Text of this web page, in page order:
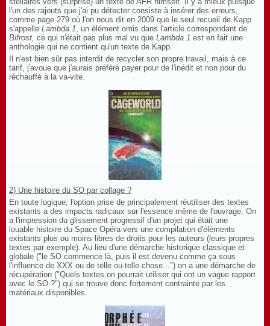
l'un des rajouts que j'ai pu détecter consiste à insérer des erreurs,
comme page 279 où l'on nous dit en 2009 que le seul recueil de Kapp
s'appelle Lambda 1 , un élément omis dans l'article correspondant de
Bifrost, ce qui n'était pas plus mal vu que Lambda 1 est en fait une
anthologie qui ne contient qu'un texte de Kapp
Il n'est bien sûr pas interdit de recycler son propre travail, mais à ce
tarif, j'avoue que j'aurais préféré payer pour de l'inédit et non pour du
réchauffé à la va-vite.
2) Une histoire du SO par collage ?
En toute logique, l'option prise de principalement réutiliser des textes
existants a des impacts radicaux sur l'essence même de l'ouvrage. On
a l'impression du glissement progressif d'un projet qui était une
louable histoire du Space Opéra vers une compilation d'éléments
existants plus ou moins libres de droits pour les auteurs (leurs propres
textes par exemple). Au lieu d'une démarche historique classique et
globale ("le SO commence là, puis il est devenu comme ça sous
l'influence de XXX ou de telle ou telle chose...") on a une démarche de
récupération ("Quels textes on pourrait utiliser qui ont un vague rapport
avec le SO ?") qui se trouve donc fortement contrainte par les
matériaux disponibles.